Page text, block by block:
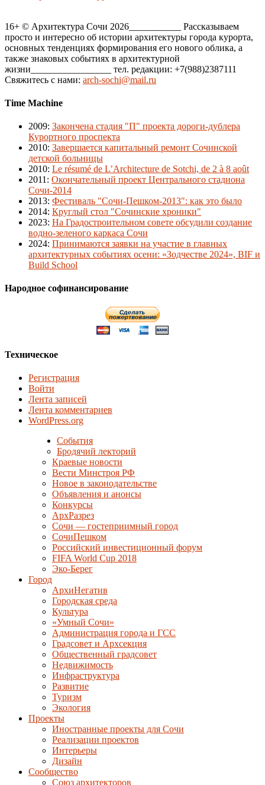
16+ © Архитектура Сочи 2026___________ Рассказываем
просто и интересно об истории архитектуры города курорта,
основных тенденциях формирования его нового облика, а
также знаковых событиях в архитектурной
жизни_________________ тел. редакции: +7(988)2387111
Свяжитесь с нами: arch-sochi@mail.ru
Time Machine
2009: Закончена стадия "П" проекта дороги-дублера
Курортного проспекта
2010: Завершается капитальный ремонт Сочинской
детской больницы
2010: Le résumé de L’Architecture de Sotchi, de 2 à 8 août
2011 : Окончательный проект Центрального стадиона
Сочи-2014
2013: Фестиваль "Сочи-Пешком-2013": как это было
2014: Круглый стол "Сочинские хроники"
2023: На Градостроительном совете обсудили создание
водно-зеленого каркаса Сочи
2024: Принимаются заявки на участие в главных
архитектурных событиях осени: «Зодчестве 2024», BIF и
Build School
Народное софинансирование
Техническое
Регистрация
Войти
Лента записей
Лента комментариев
WordPress.org
События
Бродячий лекторий
Краевые новости
Вести Минстроя РФ
Новое в законодательстве
Объявления и анонсы
Конкурсы
АрхРазрез
Сочи — гостеприимный город
СочиПешком
Российский инвестиционный форум
FIFA World Cup 2018
Эко-Берег
Город
АрхиНегатив
Городская среда
Культура
«Умный Сочи»
Администрация города и ГСС
Градсовет и Архсекция
Общественный градсовет
Недвижимость
Инфраструктура
Развитие
Туризм
Экология
Проекты
Иностранные проекты для Сочи
Реализации проектов
Интерьеры
Дизайн
Сообщество
Союз архитекторов